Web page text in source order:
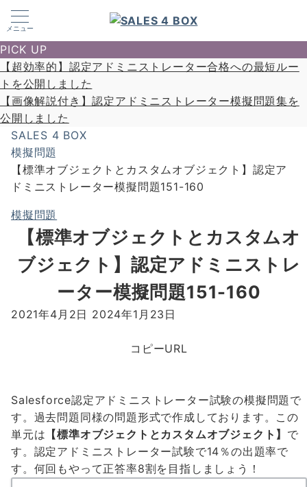
メニュー
PICK UP
【超効率的】認定アドミニストレーター合格への最短ルー
トを公開しました
【画像解説付き】認定アドミニストレーター模擬問題集を
公開しました
SALES 4 BOX
模擬問題
【標準オブジェクトとカスタムオブジェクト】認定ア
ドミニストレーター模擬問題151-160
模擬問題
【標準オブジェクトとカスタムオ
ブジェクト】認定アドミニストレ
ーター模擬問題151-160
2021年4月2日 2024年1月23日
コピーURL
Salesforce認定アドミニストレーター試験の模擬問題で
す。過去問題同様の問題形式で作成しております。この
単元は 【標準オブジェクトとカスタムオブジェクト】 で
す。認定アドミニストレーター試験で14％の出題率で
す。何回もやって正答率8割を目指しましょう！